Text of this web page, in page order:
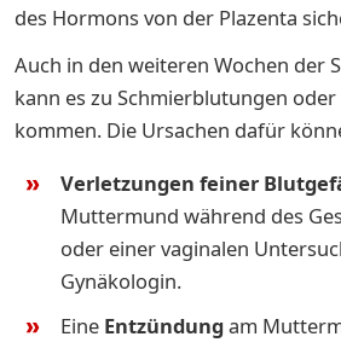
des Hormons von der Plazenta
Auch in den weiteren Wochen der
kann es zu Schmierblutungen
kommen. Die Ursachen dafür
Verletzungen feiner
Muttermund während des
oder einer vaginalen
Gynäkologin.
Eine Entzündungam